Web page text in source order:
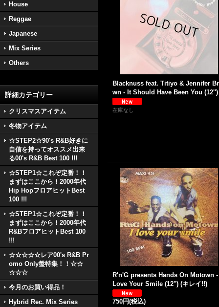
House
Reggae
Japanese
Mix Series
Others
詳細カテゴリー
クリスマスアイテム
冬物アイテム
☆STEP2☆90's R&B好きに
自信を持ってオススメ出来
る00's R&B Best 100 !!!
☆STEP1☆これぞ定番！！
まずはここから！2000年代
Hip HopフロアヒットBest
100 !!!
☆STEP1☆これぞ定番！！
まずはここから！2000年代
R&BフロアヒットBest 100
!!!
☆☆☆☆☆レア00's R&B Pr
omo Only盤特集！！☆☆
☆☆☆
今月のお買い得品！
Hybrid Rec. Mix Series
Blacknuss feat. Titiyo & Jennifer
wn - It Should Have Been You (12'')
在庫なし
R'n'G presents Hands On Motown
Love Your Smile (12'') (キレイ!!)
750円(税込)